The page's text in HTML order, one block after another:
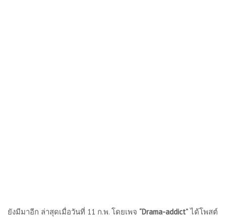
ยังมีมาอีก ล่าสุดเมื่อวันที่ 11 ก.พ. โดยเพจ “Drama-addict”ได้โพสต์